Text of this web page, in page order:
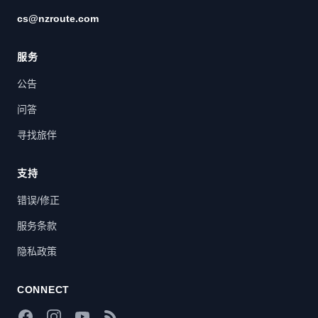
cs@nzroute.com
服务
公告
问答
寻找旅伴
支持
错误/修正
服务条款
隐私政策
CONNECT
FacebookInstagramYouTubeRSS Feed